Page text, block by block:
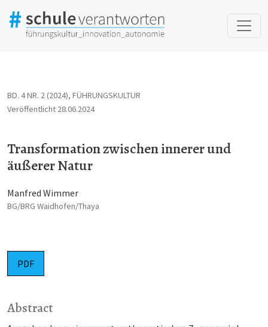
BD. 4 NR. 2 (2024), FÜHRUNGSKULTUR
Transformation zwischen innerer und
äußerer Natur
Veröffentlicht 28.06.2024
Manfred Wimmer
BG/BRG Waidhofen/Thaya
PDF
Abstract